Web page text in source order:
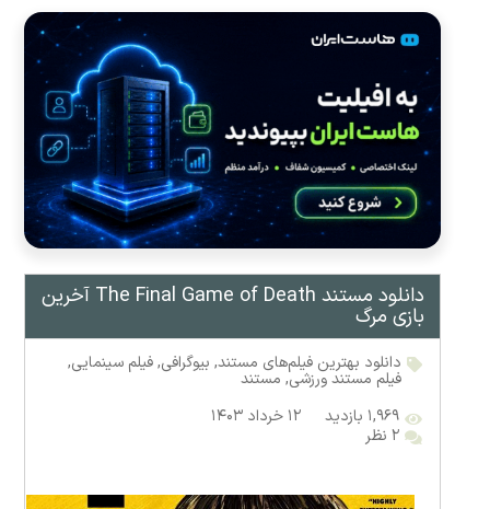
دانلود مستند The Final Game of Death آخرین
بازی مرگ
دانلود بهترین فیلم‌های مستند, بیوگرافی,فیلم سینمایی,
فیلم مستند ورزشی, مستند
۱,۹۶۹ بازدید
۱۲ خرداد ۱۴۰۳
۲ نظر